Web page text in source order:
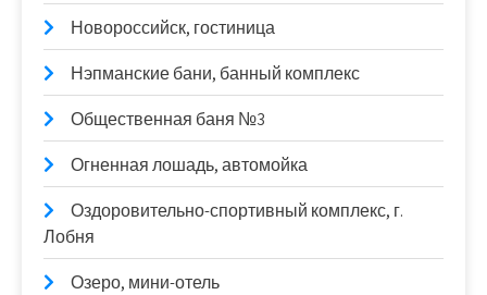
Новороссийск, гостиница
Нэпманские бани, банный комплекс
Общественная баня №3
Огненная лошадь, автомойка
Оздоровительно-спортивный комплекс, г.
Лобня
Озеро, мини-отель